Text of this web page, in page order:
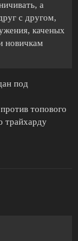
а
с другом,
каченых
новичкам
под
топового
трайхарду